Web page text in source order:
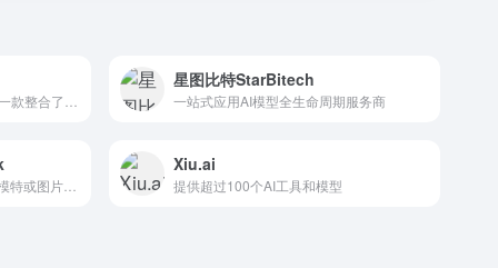
星图比特StarBitech
一站式应用AI模型全生命周期服务商
Xiu.ai
提供超过100个AI工具和模型